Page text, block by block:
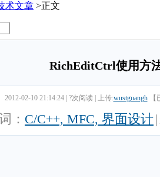
术文章 >正文
RichEditCtrl使用方
2012-02-10 21:14:24 ?次阅读 上传:wustguangh
： C/C++, MFC, 界面设计|